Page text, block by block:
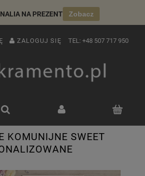
NA PREZENT Zobacz
ZALOGUJ SIĘ TEL: +48 507 717 950
KOMUNIJNE SWEET